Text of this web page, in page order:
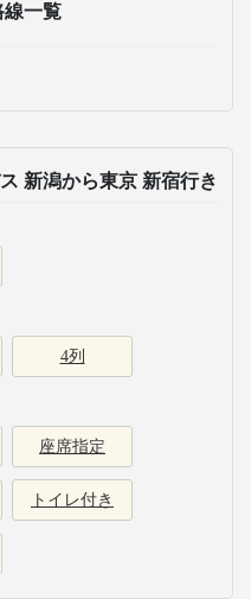
線一覧
新潟から東京 新宿行き
4列
座席指定
トイレ付き